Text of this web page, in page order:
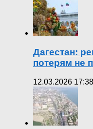
Дагестан:
потерям не
12.03.2026 17:38